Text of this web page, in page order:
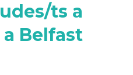
ts a
a Belfast